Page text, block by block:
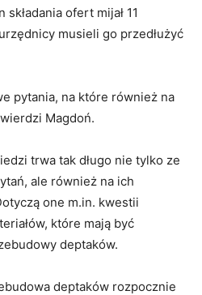
ofert mijał 11
musieli go przedłużyć
pytania, na które również na
Magdoń.
trwa tak długo nie tylko ze
ale również na ich
one m.in. kwestii
które mają być
deptaków.
deptaków rozpocznie